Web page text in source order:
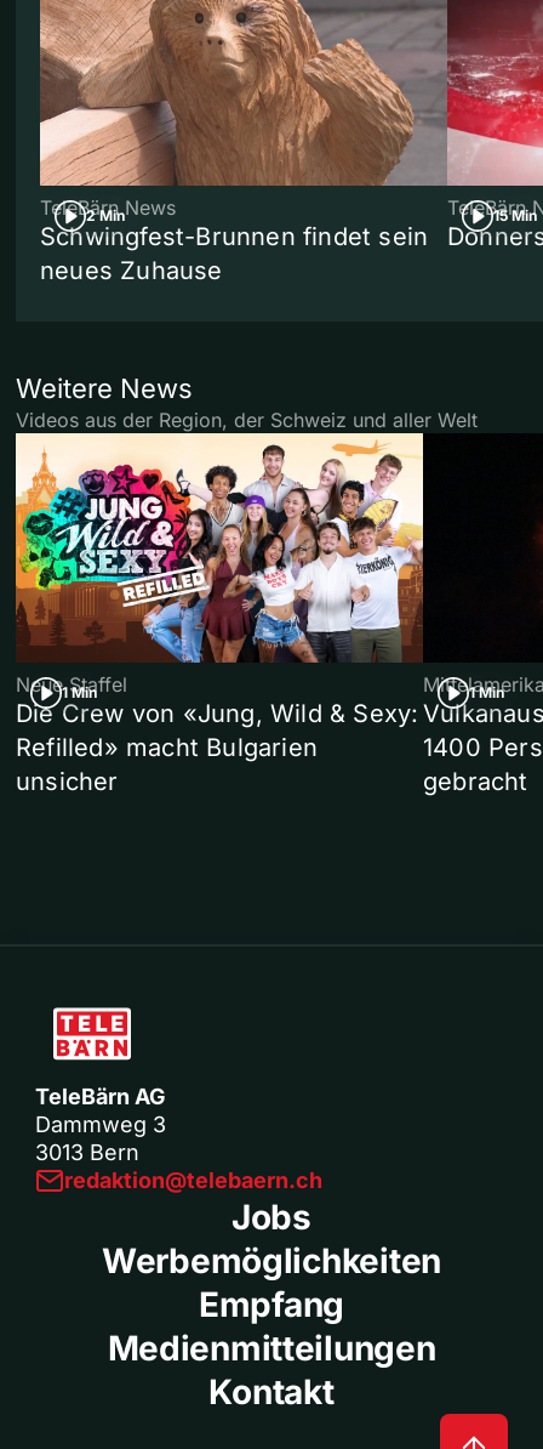
2 Min
TeleBärn News
Schwingfest-Brunnen findet sein
neues Zuhause
15 Min
TeleBärn
Weitere News
Videos aus der Region, der Schweiz und aller Welt
1 Min
Neue Staffel
Die Crew von «Jung, Wild & Sexy:
Refilled» macht Bulgarien
unsicher
1 Min
1400
gebracht
TeleBärn AG
Dammweg 3
3013 Bern
redaktion@telebaern.ch
Jobs
Werbemöglichkeiten
Empfang
Medienmitteilungen
Kontakt